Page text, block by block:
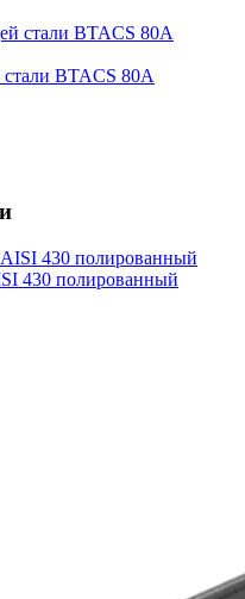
BTACS 80А
430 полированный